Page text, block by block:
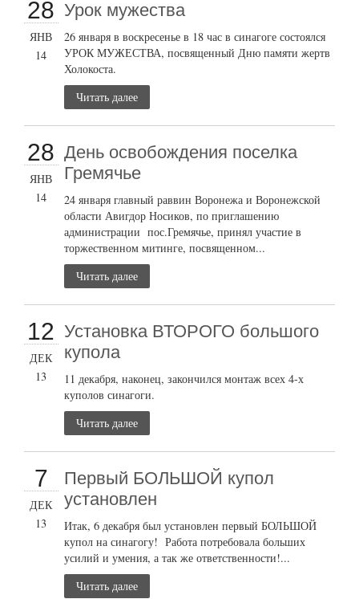
28
ЯНВ
14
Урок мужества
26 января в воскресенье в 18 час в синагоге состоялся
УРОК МУЖЕСТВА, посвященный Дню памяти жертв
Холокоста.
Читать далее
28
ЯНВ
14
День освобождения поселка
Гремячье
24 января главный раввин Воронежа и Воронежской
области Авигдор Носиков, по приглашению
администрации пос.Гремячье, принял участие в
торжественном митинге, посвященном...
Читать далее
12
ДЕК
13
Установка ВТОРОГО большого
купола
11 декабря, наконец, закончился монтаж всех 4-х
куполов синагоги.
Читать далее
7
ДЕК
13
Первый БОЛЬШОЙ купол
установлен
Итак, 6 декабря был установлен первый БОЛЬШОЙ
купол на синагогу! Работа потребовала больших
усилий и умения, а так же ответственности!...
Читать далее